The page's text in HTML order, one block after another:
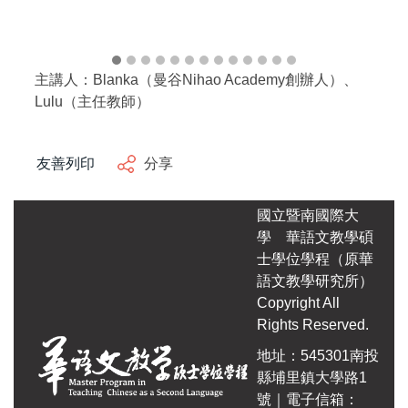
主講人：Blanka（曼谷Nihao Academy創辦人）、
Lulu（主任教師）
友善列印 分享
國立暨南國際大
學 華語文教學碩
士學位學程（原華
語文教學研究所）
Copyright All
Rights Reserved.
地址：545301南投
縣埔里鎮大學路1
號｜電子信箱：